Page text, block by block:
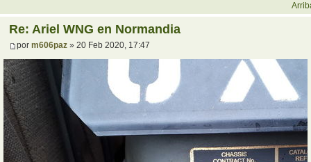
Re: Ariel WNG en Normandia
por m606paz » 20 Feb 2020, 17:47